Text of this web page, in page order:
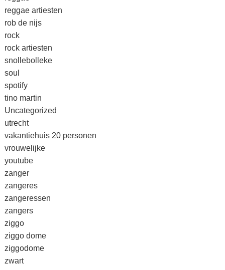
reggae artiesten
rob de nijs
rock
rock artiesten
snollebolleke
soul
spotify
tino martin
Uncategorized
utrecht
vakantiehuis 20 personen
vrouwelijke
youtube
zanger
zangeres
zangeressen
zangers
ziggo
ziggo dome
ziggodome
zwart